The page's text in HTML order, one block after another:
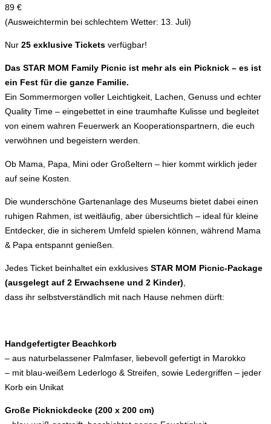
89 €
(Ausweichtermin bei schlechtem Wetter: 13. Juli)
Nur 25 exklusive Tickets verfügbar!
Das STAR MOM Family Picnic ist mehr als ein Picknick – es ist
ein Fest für die ganze Familie.
Ein Sommermorgen voller Leichtigkeit, Lachen, Genuss und echter
Quality Time – eingebettet in eine traumhafte Kulisse und begleitet
von einem wahren Feuerwerk an Kooperationspartnern, die euch
verwöhnen und begeistern werden.
Ob Mama, Papa, Mini oder Großeltern – hier kommt wirklich jeder
auf seine Kosten.
Die wunderschöne Gartenanlage des Museums bietet dabei einen
ruhigen Rahmen, ist weitläufig, aber übersichtlich – ideal für kleine
Entdecker, die in sicherem Umfeld spielen können, während Mama
& Papa entspannt genießen.
Jedes Ticket beinhaltet ein exklusives STAR MOM Picnic-Package
(ausgelegt auf 2 Erwachsene und 2 Kinder),
dass ihr selbstverständlich mit nach Hause nehmen dürft:
Handgefertigter Beachkorb
– aus naturbelassener Palmfaser, liebevoll gefertigt in Marokko
– mit blau-weißem Lederlogo & Streifen, sowie Ledergriffen – jeder
Korb ein Unikat
Große Picknickdecke (200 x 200 cm)